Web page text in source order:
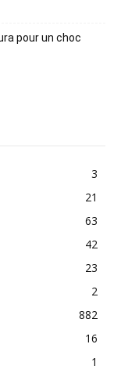
pour un choc
3
21
63
42
23
2
882
16
1